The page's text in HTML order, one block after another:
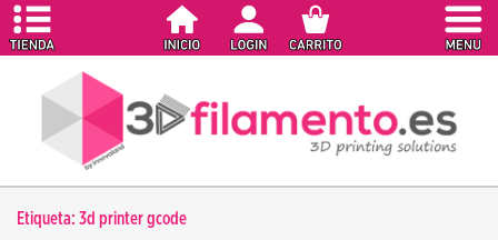
Etiqueta: 3d printer gcode